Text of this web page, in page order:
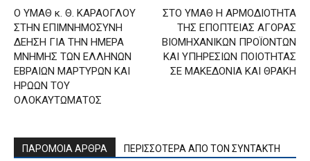
Ο ΥΜΑΘ κ. Θ. ΚΑΡΑΟΓΛΟΥ
ΣΤΗΝ ΕΠΙΜΝΗΜΟΣΥΝΗ
ΔΕΗΣΗ ΓΙΑ ΤΗΝ ΗΜΕΡΑ
ΜΝΗΜΗΣ ΤΩΝ ΕΛΛΗΝΩΝ
ΕΒΡΑΙΩΝ ΜΑΡΤΥΡΩΝ ΚΑΙ
ΗΡΩΩΝ ΤΟΥ
ΟΛΟΚΑΥΤΩΜΑΤΟΣ
ΣΤΟ ΥΜΑΘ Η ΑΡΜΟΔΙΟΤΗΤΑ
ΤΗΣ ΕΠΟΠΤΕΙΑΣ ΑΓΟΡΑΣ
ΒΙΟΜΗΧΑΝΙΚΩΝ ΠΡΟΪΟΝΤΩΝ
ΚΑΙ ΥΠΗΡΕΣΙΩΝ ΠΟΙΟΤΗΤΑΣ
ΣΕ ΜΑΚΕΔΟΝΙΑ ΚΑΙ ΘΡΑΚΗ
ΠΑΡΟΜΟΙΑ ΑΡΘΡΑ ΠΕΡΙΣΣΟΤΕΡΑ ΑΠΟ ΤΟΝ ΣΥΝΤΑΚΤΗ